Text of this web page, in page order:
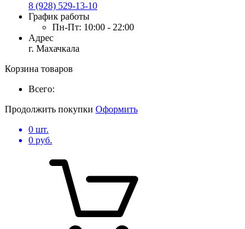
8 (928) 529-13-10
График работы
Пн-Пт: 10:00 - 22:00
Адрес
г. Махачкала
Корзина товаров
Всего:
Продолжить покупки Оформить
0 шт.
0 руб.